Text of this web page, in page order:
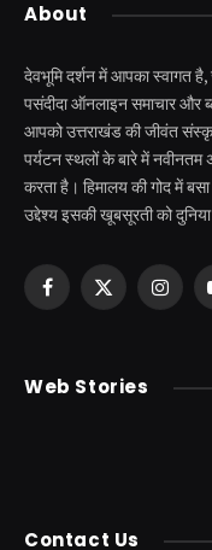
About
देवभूमि दर्शन में आपका स्वागत
पसंदीदा ऑनलाइन समाचार और
आपको उत्तराखंड की जीवंत
पर्यटन स्थलों के बारे में नवीनतम
करता है। हिमालय की गोद में
उद्देश्य इसकी खूबसूरती को
Facebook
X
Web Stories
केदारनाथ से पहले
Contact Us